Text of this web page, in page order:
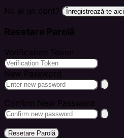
Nu ai un cont? Înregistrează-te aici
Resetare Parolă
Verification Token
New Password
Confirm New Password
Resetare Parolă